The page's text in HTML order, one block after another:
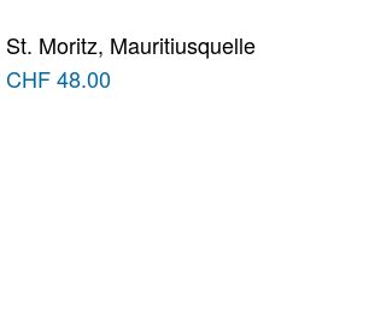
St. Moritz, Mauritiusquelle
CHF48.00